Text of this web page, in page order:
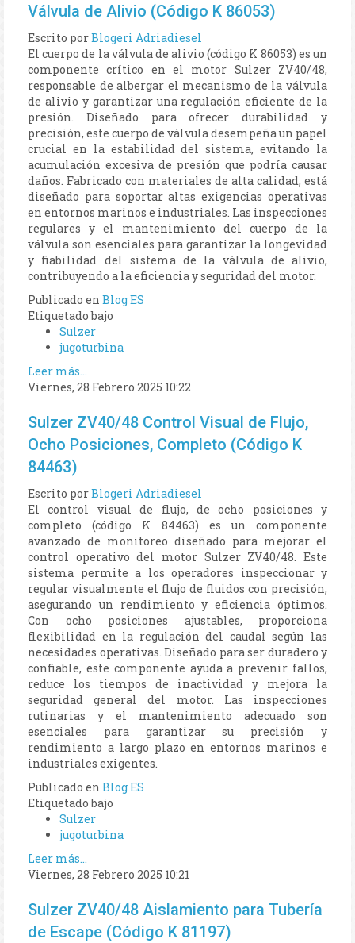
Válvula de Alivio (Código K 86053)
Escrito porBlogeri Adriadiesel
El cuerpo de la válvula de alivio (código K 86053) es un
componente crítico en el motor Sulzer ZV40/48,
responsable de albergar el mecanismo de la válvula
de alivio y garantizar una regulación eficiente de la
presión. Diseñado para ofrecer durabilidad y
precisión, este cuerpo de válvula desempeña un papel
crucial en la estabilidad del sistema, evitando la
acumulación excesiva de presión que podría causar
daños. Fabricado con materiales de alta calidad, está
diseñado para soportar altas exigencias operativas
en entornos marinos e industriales. Las inspecciones
regulares y el mantenimiento del cuerpo de la
válvula son esenciales para garantizar la longevidad
y fiabilidad del sistema de la válvula de alivio,
contribuyendo a la eficiencia y seguridad del motor.
Publicado en Blog ES
Etiquetado bajo
Sulzer
jugoturbina
Leer más...
Viernes, 28 Febrero 2025 10:22
Sulzer ZV40/48 Control Visual de Flujo,
Ocho Posiciones, Completo (Código K
84463)
Escrito porBlogeri Adriadiesel
El control visual de flujo, de ocho posiciones y
completo (código K 84463) es un componente
avanzado de monitoreo diseñado para mejorar el
control operativo del motor Sulzer ZV40/48. Este
sistema permite a los operadores inspeccionar y
regular visualmente el flujo de fluidos con precisión,
asegurando un rendimiento y eficiencia óptimos.
Con ocho posiciones ajustables, proporciona
flexibilidad en la regulación del caudal según las
necesidades operativas. Diseñado para ser duradero y
confiable, este componente ayuda a prevenir fallos,
reduce los tiempos de inactividad y mejora la
seguridad general del motor. Las inspecciones
rutinarias y el mantenimiento adecuado son
esenciales para garantizar su precisión y
rendimiento a largo plazo en entornos marinos e
industriales exigentes.
Publicado en Blog ES
Etiquetado bajo
Sulzer
jugoturbina
Leer más...
Viernes, 28 Febrero 2025 10:21
Sulzer ZV40/48 Aislamiento para Tubería
de Escape (Código K 81197)